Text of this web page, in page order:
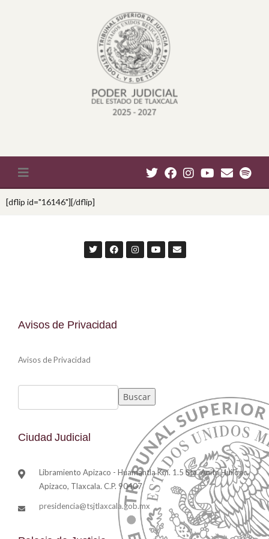
[dflip id="16146"][/dflip]
Avisos de Privacidad
Avisos de Privacidad
Buscar
Ciudad Judicial
Libramiento Apizaco - Huamantla Km. 1.5 Sta. Anita Huiloac,
Apizaco, Tlaxcala. C.P. 90407
presidencia@tsjtlaxcala.gob.mx